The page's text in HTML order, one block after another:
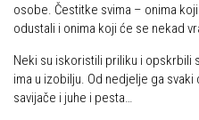
osobe. Čestitke svima – onima
odustali i onima koji će se nekad
Neki su iskoristili priliku i opskrbili
ima u izobilju. Od nedjelje ga
savijače i juhe i pesta…